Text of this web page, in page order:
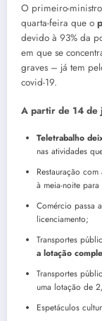
O primeiro-
quarta-feira que o
devido à 93% da
em que se
graves – já tem
covid-19.
A partir de 14 de
Teletrabalho
nas atividades
Restauração
à meia-noite
Comércio passa
licenciamento;
Transportes
a lotação
Transportes
uma lotação de
Espetáculos